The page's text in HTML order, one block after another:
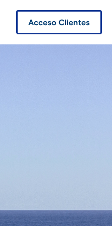
Acceso Clientes